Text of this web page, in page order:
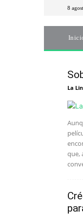
8
La
que,